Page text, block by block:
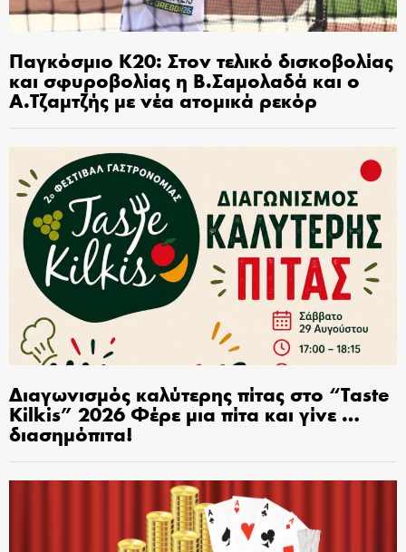
Παγκόσμιο Κ20: Στον τελικό δισκοβολίας
και σφυροβολίας η Β.Σαμολαδά και ο
Α.Τζαμτζής με νέα ατομικά ρεκόρ
Διαγωνισμός καλύτερης πίτας στο “Taste
Kilkis” 2026 Φέρε μια πίτα και γίνε …
διασημόπιτα!